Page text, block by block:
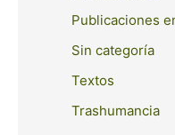
Publicaciones
Sin categoría
Textos
Trashumancia